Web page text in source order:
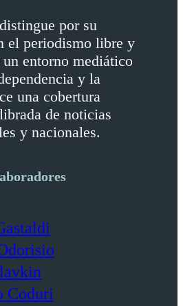
por su
el periodismo libre y
entorno mediático
y la
una cobertura
de noticias
y nacionales.
Coduri